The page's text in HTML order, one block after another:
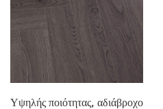
Υψηλής ποιότητας, αδιάβροχο